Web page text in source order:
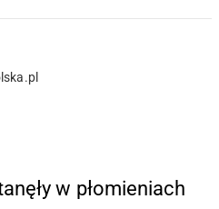
w płomieniach